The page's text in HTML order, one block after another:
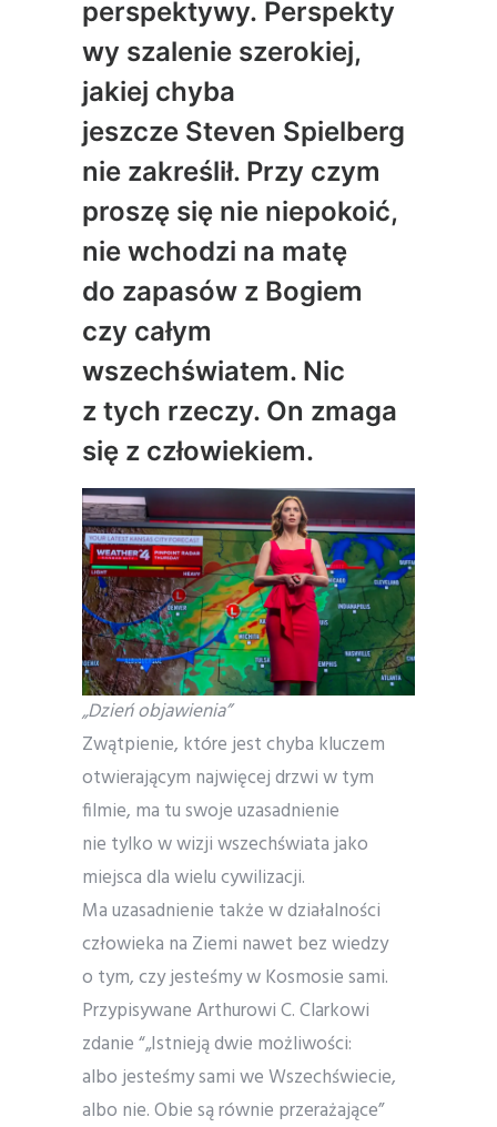
perspektywy. Perspekty
wy szalenie szerokiej,
jakiej chyba
jeszcze Steven Spielberg
nie zakreślił. Przy czym
proszę się nie niepokoić,
nie wchodzi na matę
do zapasów z Bogiem
czy całym
wszechświatem. Nic
z tych rzeczy. On zmaga
się z człowiekiem.
„Dzień objawienia”
Zwątpienie, które jest chyba kluczem
otwierającym najwięcej drzwi w tym
filmie, ma tu swoje uzasadnienie
nie tylko w wizji wszechświata jako
miejsca dla wielu cywilizacji.
Ma uzasadnienie także w działalności
człowieka na Ziemi nawet bez wiedzy
o tym, czy jesteśmy w Kosmosie sami.
Przypisywane Arthurowi C. Clarkowi
zdanie “„Istnieją dwie możliwości:
albo jesteśmy sami we Wszechświecie,
albo nie. Obie są równie przerażające”